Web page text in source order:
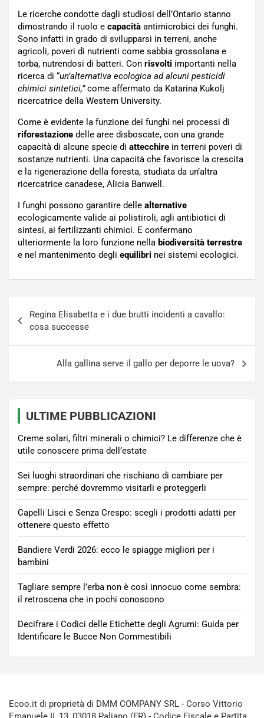
Le ricerche condotte dagli studiosi dell’Ontario stanno
dimostrando il ruolo e capacità antimicrobici dei funghi.
Sono infatti in grado di svilupparsi in terreni, anche
agricoli, poveri di nutrienti come sabbia grossolana e
torba, nutrendosi di batteri. Con risvolti importanti nella
ricerca di “un’alternativa ecologica ad alcuni pesticidi
chimici sintetici,”come affermato da Katarina Kukolj
ricercatrice della Western University.
Come è evidente la funzione dei funghi nei processi di
riforestazione delle aree disboscate, con una grande
capacità di alcune specie di attecchire in terreni poveri di
sostanze nutrienti. Una capacità che favorisce la crescita
e la rigenerazione della foresta, studiata da un’altra
ricercatrice canadese, Alicia Banwell.
I funghi possono garantire delle alternative
ecologicamente valide ai polistiroli, agli antibiotici di
sintesi, ai fertilizzanti chimici. E confermano
ulteriormente la loro funzione nella biodiversità terrestre
e nel mantenimento degli equilibri nei sistemi ecologici.
articoli
Regina Elisabetta e i due brutti incidenti a cavallo:
cosa successe
Alla gallina serve il gallo per deporre le uova?
ULTIME PUBBLICAZIONI
Creme solari, filtri minerali o chimici? Le differenze che è
utile conoscere prima dell’estate
Sei luoghi straordinari che rischiano di cambiare per
sempre: perché dovremmo visitarli e proteggerli
Capelli Lisci e Senza Crespo: scegli i prodotti adatti per
ottenere questo effetto
Bandiere Verdi 2026: ecco le spiagge migliori per i
bambini
Tagliare sempre l’erba non è così innocuo come sembra:
il retroscena che in pochi conoscono
Decifrare i Codici delle Etichette degli Agrumi: Guida per
Identificare le Bucce Non Commestibili
Ecoo.it di proprietà di DMM COMPANY SRL - Corso Vittorio